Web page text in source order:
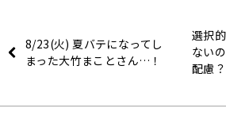
8/23(火) 夏バテになってし
まった大竹まことさん…！
選択
ない
配慮？